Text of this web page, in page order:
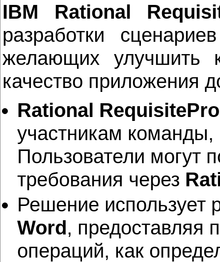
IBM Rational
разработки
желающих улучшить
качество приложения
Rational RequisitePro
участникам
Пользователи могут
требования через
Решение
Word, предоставляя
операций, как